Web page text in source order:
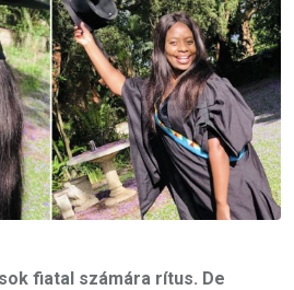
fiatal számára rítus. De